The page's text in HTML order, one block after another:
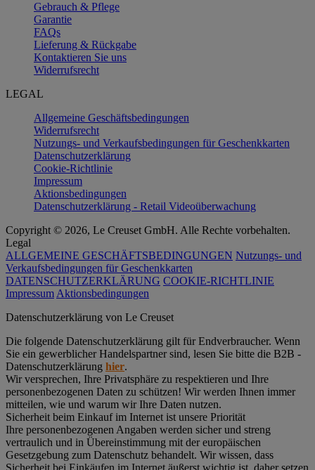
Gebrauch & Pflege
Garantie
FAQs
Lieferung & Rückgabe
Kontaktieren Sie uns
Widerrufsrecht
LEGAL
Allgemeine Geschäftsbedingungen
Widerrufsrecht
Nutzungs- und Verkaufsbedingungen für Geschenkkarten
Datenschutzerklärung
Cookie-Richtlinie
Impressum
Aktionsbedingungen
Datenschutzerklärung - Retail Videoüberwachung
Copyright © 2026, Le Creuset GmbH. Alle Rechte vorbehalten.
Legal
ALLGEMEINE GESCHÄFTSBEDINGUNGEN Nutzungs- und
Verkaufsbedingungen für Geschenkkarten
DATENSCHUTZERKLÄRUNG COOKIE-RICHTLINIE
ImpressumAktionsbedingungen
Datenschutz­erklärung von Le Creuset
Die folgende Datenschutzerklärung gilt für Endverbraucher. Wenn
Sie ein gewerblicher Handelspartner sind, lesen Sie bitte die B2B -
Datenschutzerklärung hier.
Wir versprechen, Ihre Privatsphäre zu respektieren und Ihre
personenbezogenen Daten zu schützen! Wir werden Ihnen immer
mitteilen, wie und warum wir Ihre Daten nutzen.
Sicherheit beim Einkauf im Internet ist unsere Priorität
Ihre personenbezogenen Angaben werden sicher und streng
vertraulich und in Übereinstimmung mit der europäischen
Gesetzgebung zum Datenschutz behandelt. Wir wissen, dass